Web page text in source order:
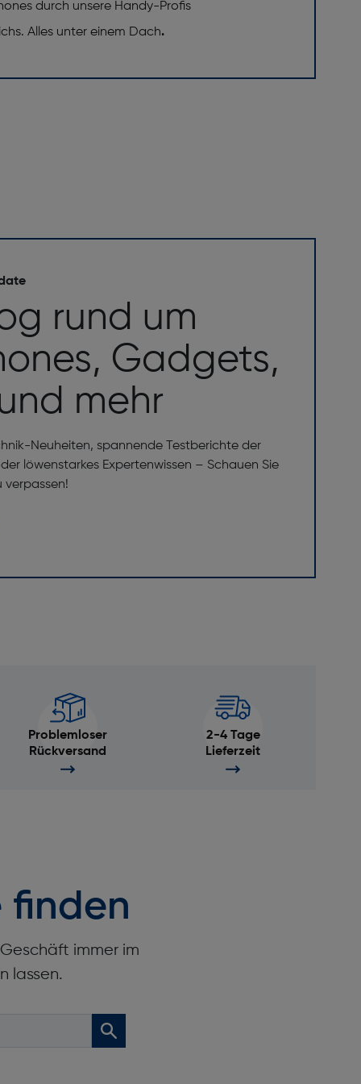
durch unsere Handy-Profis
Alles unter einem Dach.
rund um
Gadgets,
mehr
Neuheiten, spannende Testberichte der
löwenstarkes Expertenwissen – Schauen Sie
verpassen!
Problemloser
Rückversand
2-4 Tage
Lieferzeit
finden
immer im
lassen.